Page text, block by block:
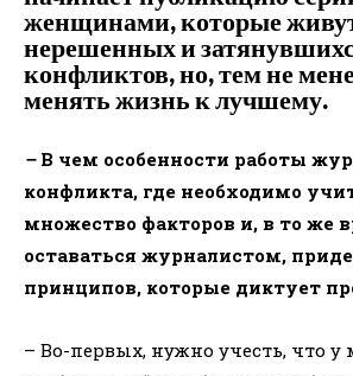
женщинами, которые
нерешенных и
конфликтов, но, тем не
менять жизнь к лучшему.
–В чем особенности работы
конфликта, где необходимо
множество факторов и, в то же
оставаться журналистом,
принципов, которые диктует
– Во-первых, нужно учесть, что у